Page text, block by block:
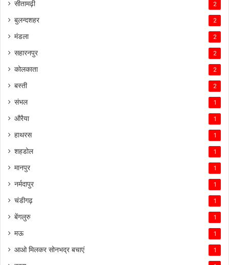
सीतामढ़ी 2
बुलन्दशहर 2
मंडला 2
सहारनपुर 2
कोलकाता 2
बस्ती 2
संभल 1
औरैया 1
हाथरस 1
शहडोल 1
मानपुर 1
नर्मदापुर 1
चंडीगढ़ 1
बेंगलुरु 1
मऊ 1
आओ मिलकर सोनभद्र बचाएं 1